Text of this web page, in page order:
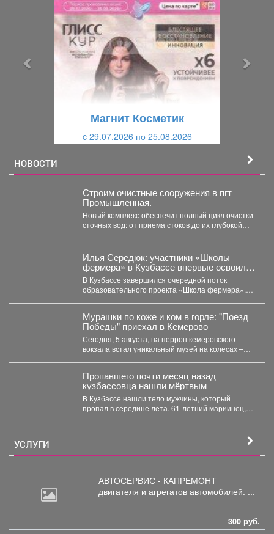
Магнит Косметик
c 29.07.2026 по 25.08.2026
НОВОСТИ
Строим очистные сооружения в пгт
Промышленная.
Новый комплекс обеспечит полный цикл очистки
сточных вод: от приема стоков до их глубокой
Илья Середюк: участники «Школы
фермера» в Кузбассе впервые освоили
работу с агродронами
В Кузбассе завершился очередной поток
образовательного проекта «Школа фермера».
Мурашки по коже и ком в горле: "Поезд
Победы" приехал в Кемерово
Сегодня, 5 августа, на перрон кемеровского
вокзала встал уникальный музей на колесах –
Пропавшего почти месяц назад
кузбассовца нашли мёртвым
В Кузбассе нашли тело мужчины, который
пропал в середине лета. 61-летний мариинец,
УСЛУГИ
АВТОСЕРВИС - КАПРЕМОНТ
двигателя и агрегатов автомобилей. ...
300 руб.